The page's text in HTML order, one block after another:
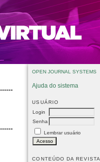
OPEN JOURNAL SYSTEMS
Ajuda do sistema
USUÁRIO
Login
Senha
Lembrar usuário
CONTEÚDO DA REVISTA